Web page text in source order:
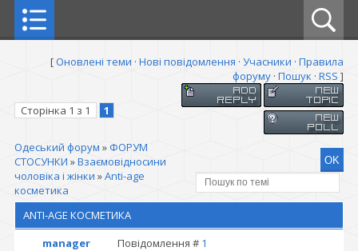
[Оновлені теми · Нові повідомлення · Учасники · Правила
форуму · Пошук · RSS ]
Сторінка 1 з 1 1
Одеський форум » ФОРУМ
СТОСУНКИ »Взаємовідносини
чоловіка і жінки »Anti-age
косметика
ANTI-AGE КОСМЕТИКА
manager
Повідомлення # 1